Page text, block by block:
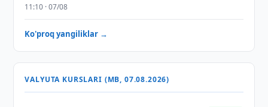
11:10 · 07/08
Ko'proq yangiliklar →
VALYUTA KURSLARI (MB, 07.08.2026)